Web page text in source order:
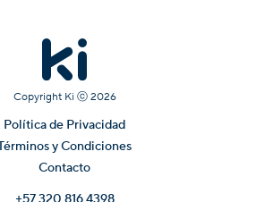
Copyright Ki ⓒ 2026
Política de Privacidad
y Condiciones
Contacto